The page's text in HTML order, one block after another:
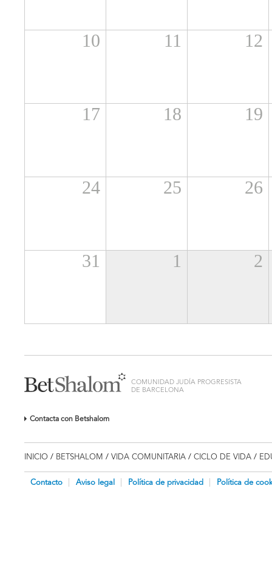
10 11 12
17 18 19
24 25 26
31 1 2
COMUNIDAD JUDÍA PROGRESISTA
DE BARCELONA
Contacta con Betshalom
INICIO / BETSHALOM / VIDA COMUNITARIA / CICLO DE VIDA /
Contacto Aviso legal Política de privacidad Política de